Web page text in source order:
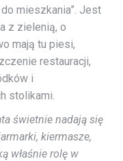
mieszkania”. Jest
z zielenią, o
mają tu piesi,
restauracji,
i
stolikami.
świetnie nadają się
kiermasze,
właśnie rolę w